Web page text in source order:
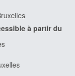
à partir du